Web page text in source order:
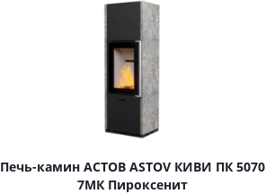
Печь-камин АСТОВ ASTOV КИВИ ПК 5070
7МК Пироксенит